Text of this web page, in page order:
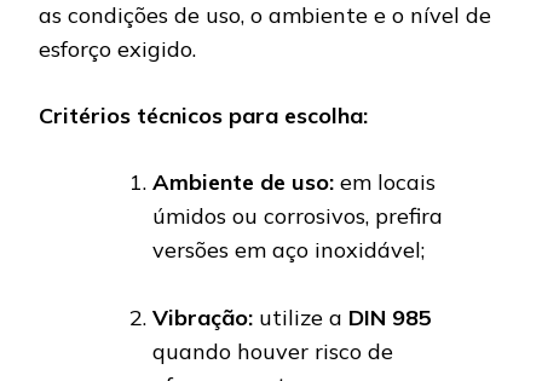
as condições de uso, o ambiente e o nível de
esforço exigido.
Critérios técnicos para escolha:
Ambiente de uso: em locais
úmidos ou corrosivos, prefira
versões em aço inoxidável;
Vibração: utilize a DIN 985
quando houver risco de